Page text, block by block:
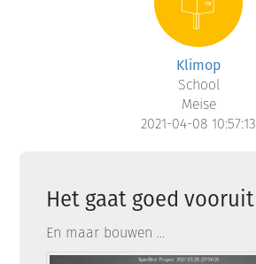
Klimop
School
Meise
2021-04-08 10:57:13
Het gaat goed vooruit
En maar bouwen ...